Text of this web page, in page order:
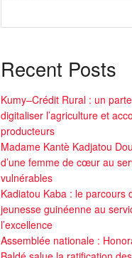
Recent Posts
Kumy–Crédit Rural : un
digitaliser l’agriculture et
producteurs
Madame Kantè Kadjatou
d’une femme de cœur au
vulnérables
Kadiatou Kaba : le parcours
jeunesse guinéenne au
l’excellence
Assemblée nationale :